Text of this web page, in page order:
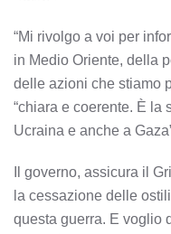
“Mi rivolgo a voi per
in Medio Oriente, della
delle azioni che stiamo
“chiara e coerente. È la
Ucraina e anche a
Il governo, assicura il
la cessazione delle
questa guerra. E voglio